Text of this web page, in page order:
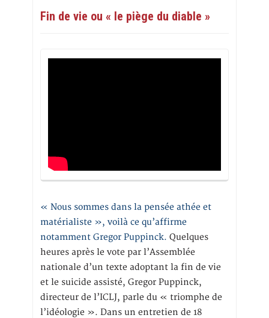
Fin de vie ou « le piège du diable »
« Nous sommes dans la pensée athée et
matérialiste », voilà ce qu’affirme
notamment Gregor Puppinck. Quelques
heures après le vote par l’Assemblée
nationale d’un texte adoptant la fin de vie
et le suicide assisté, Gregor Puppinck,
directeur de l’ICLJ, parle du « triomphe de
l’idéologie ». Dans un entretien de 18